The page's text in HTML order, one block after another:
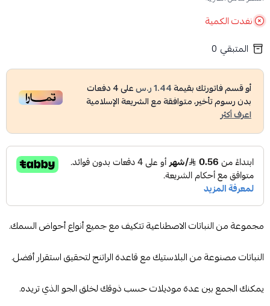
نفدت الكمية
المتبقي 0
أو قسم فاتورتك بقيمة1.44 ر.س على4دفعات
بدون رسوم تأخير، متوافقة مع الشريعة الإسلامية
اعرف أكثر
مجموعة من النباتات الاصطناعية تتكيف مع جميع أنواع أحواض السمك.
النباتات مصنوعة من البلاستيك مع قاعدة الراتنج لتحقيق استقرار أفضل.
يمكنك الجمع بين عدة موديلات حسب ذوقك لخلق الجو الذي تريده.